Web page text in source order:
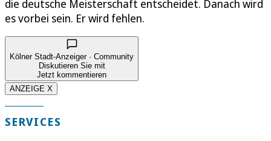
die deutsche Meisterschaft entscheidet. Danach wird
es vorbei sein. Er wird fehlen.
Kölner Stadt-Anzeiger · Community
Diskutieren Sie mit
Jetzt kommentieren
ANZEIGE X
SERVICES